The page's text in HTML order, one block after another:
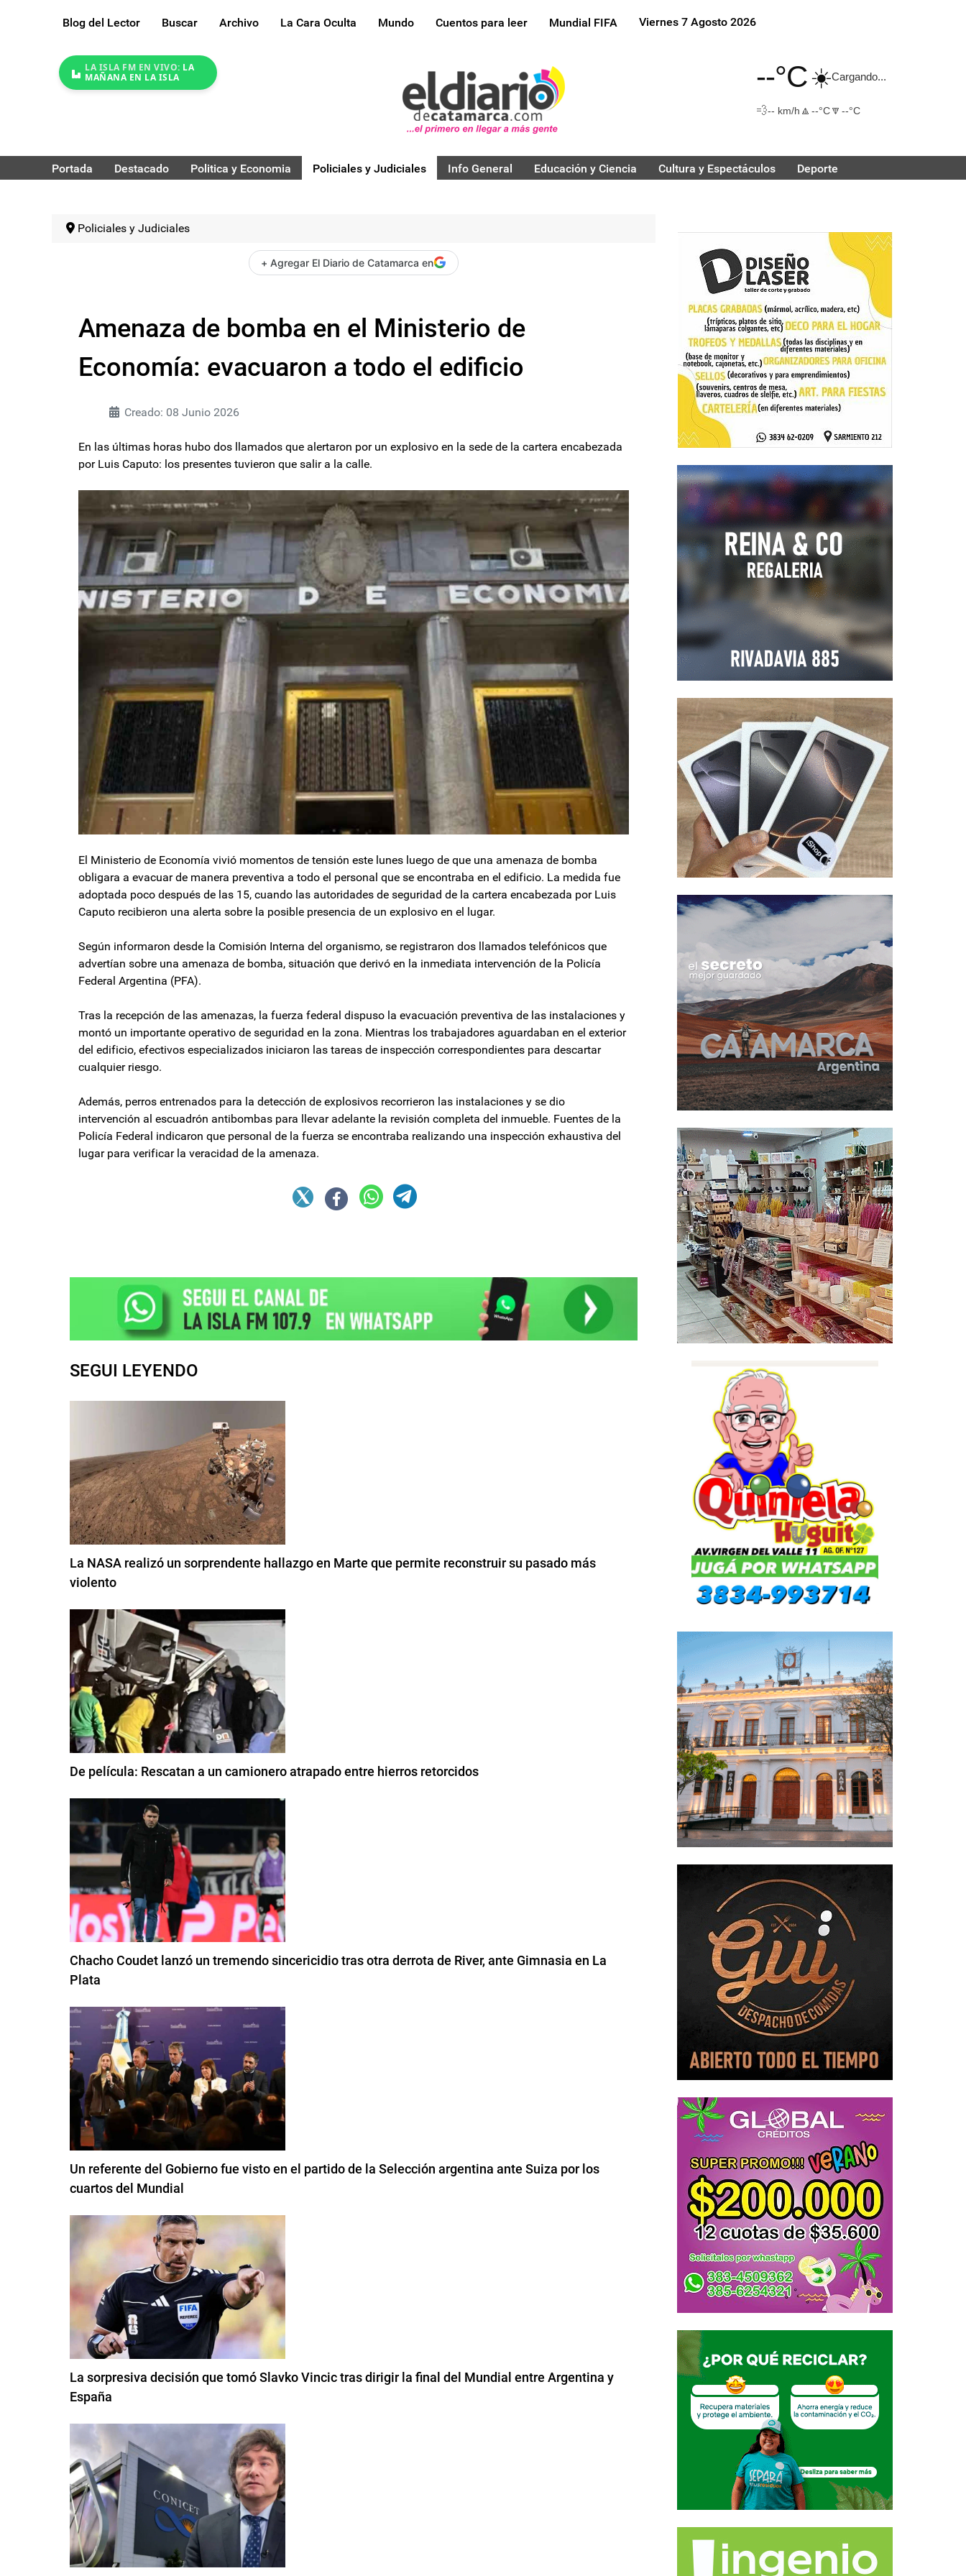
Blog del Lector Buscar Archivo La Cara Oculta Mundo Cuentos para leer Mundial FIFA Viernes 7 Agosto 2026
LA ISLA FM EN VIVO: LA
MAÑANA EN LA ISLA
--°C☀️Cargando...
💨-- km/h 🔼 --°C🔽 --°C
Portada Destacado Politica y Economia Policiales y Judiciales Info General Educación y Ciencia Cultura y Espectáculos Deporte
Policiales y Judiciales
+ Agregar El Diario de Catamarca en
Amenaza de bomba en el Ministerio de
Economía: evacuaron a todo el edificio
Creado: 08 Junio 2026
En las últimas horas hubo dos llamados que alertaron por un explosivo en la sede de la cartera encabezada
por Luis Caputo: los presentes tuvieron que salir a la calle.
El Ministerio de Economía vivió momentos de tensión este lunes luego de que una amenaza de bomba
obligara a evacuar de manera preventiva a todo el personal que se encontraba en el edificio. La medida fue
adoptada poco después de las 15, cuando las autoridades de seguridad de la cartera encabezada por Luis
Caputo recibieron una alerta sobre la posible presencia de un explosivo en el lugar.
Según informaron desde la Comisión Interna del organismo, se registraron dos llamados telefónicos que
advertían sobre una amenaza de bomba, situación que derivó en la inmediata intervención de la Policía
Federal Argentina (PFA).
Tras la recepción de las amenazas, la fuerza federal dispuso la evacuación preventiva de las instalaciones y
montó un importante operativo de seguridad en la zona. Mientras los trabajadores aguardaban en el exterior
del edificio, efectivos especializados iniciaron las tareas de inspección correspondientes para descartar
cualquier riesgo.
Además, perros entrenados para la detección de explosivos recorrieron las instalaciones y se dio
intervención al escuadrón antibombas para llevar adelante la revisión completa del inmueble. Fuentes de la
Policía Federal indicaron que personal de la fuerza se encontraba realizando una inspección exhaustiva del
lugar para verificar la veracidad de la amenaza.
SEGUI LEYENDO
La NASA realizó un sorprendente hallazgo en Marte que permite reconstruir su pasado más
violento
De película: Rescatan a un camionero atrapado entre hierros retorcidos
Chacho Coudet lanzó un tremendo sincericidio tras otra derrota de River, ante Gimnasia en La
Plata
Un referente del Gobierno fue visto en el partido de la Selección argentina ante Suiza por los
cuartos del Mundial
La sorpresiva decisión que tomó Slavko Vincic tras dirigir la final del Mundial entre Argentina y
España